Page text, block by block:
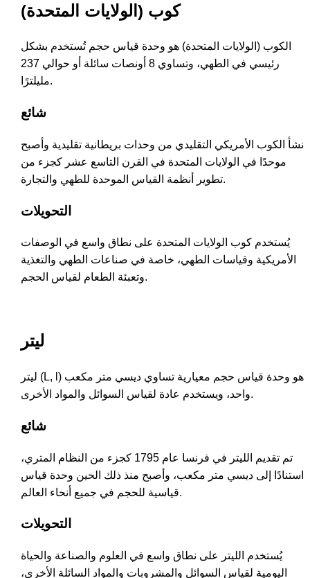
كوب (الولايات المتحدة)
الكوب (الولايات المتحدة) هو وحدة قياس حجم تُستخدم بشكل
رئيسي في الطهي، وتساوي 8 أونصات سائلة أو حوالي 237
مليلترًا.
شائع
نشأ الكوب الأمريكي التقليدي من وحدات بريطانية تقليدية وأصبح
موحدًا في الولايات المتحدة في القرن التاسع عشر كجزء من
تطوير أنظمة القياس الموحدة للطهي والتجارة.
التحويلات
يُستخدم كوب الولايات المتحدة على نطاق واسع في الوصفات
الأمريكية وقياسات الطهي، خاصة في صناعات الطهي والتغذية
وتعبئة الطعام لقياس الحجم.
ليتر
ليتر (L, l) هو وحدة قياس حجم معيارية تساوي ديسي متر مكعب
واحد، ويستخدم عادة لقياس السوائل والمواد الأخرى.
شائع
تم تقديم الليتر في فرنسا عام 1795 كجزء من النظام المتري،
استنادًا إلى ديسي متر مكعب، وأصبح منذ ذلك الحين وحدة قياس
قياسية للحجم في جميع أنحاء العالم.
التحويلات
يُستخدم الليتر على نطاق واسع في العلوم والصناعة والحياة
اليومية لقياس السوائل والمشروبات والمواد السائلة الأخرى،